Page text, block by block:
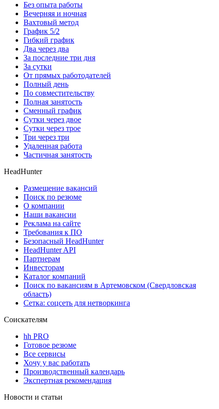
Без опыта работы
Вечерняя и ночная
Вахтовый метод
График 5/2
Гибкий график
Два через два
За последние три дня
За сутки
От прямых работодателей
Полный день
По совместительству
Полная занятость
Сменный график
Сутки через двое
Сутки через трое
Три через три
Удаленная работа
Частичная занятость
HeadHunter
Размещение вакансий
Поиск по резюме
О компании
Наши вакансии
Реклама на сайте
Требования к ПО
Безопасный HeadHunter
HeadHunter API
Партнерам
Инвесторам
Каталог компаний
Поиск по вакансиям в Артемовском (Свердловская
область)
Сетка: соцсеть для нетворкинга
Соискателям
hh PRO
Готовое резюме
Все сервисы
Хочу у вас работать
Производственный календарь
Экспертная рекомендация
Новости и статьи